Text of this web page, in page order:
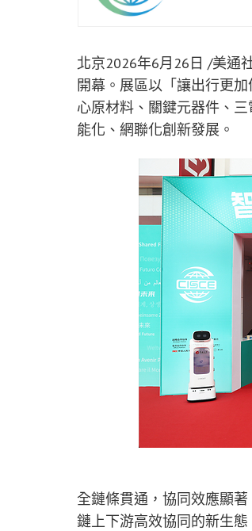
北京2026年6月26日 /美通
開幕。展區以「讓出行更加
心原材料、關鍵元器件、
能化、網聯化創新發展。
全鏈條貫通，協同效應顯
鏈上下游高效協同的新生